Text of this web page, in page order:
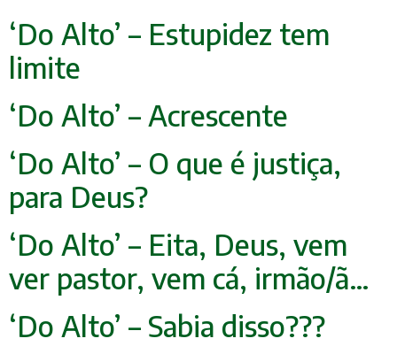
‘Do Alto’ – Estupidez tem
limite
‘Do Alto’ – Acrescente
‘Do Alto’ – O que é justiça,
para Deus?
‘Do Alto’ – Eita, Deus, vem
ver pastor, vem cá, irmão/ã…
‘Do Alto’ – Sabia disso???